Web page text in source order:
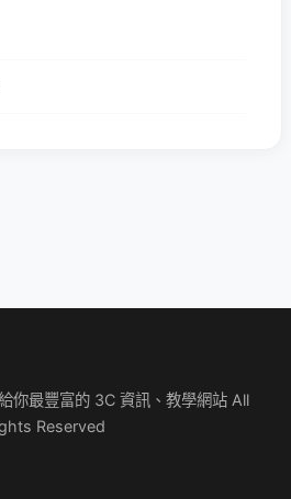
最豐富的 3C 資訊、教學網站 All
Reserved